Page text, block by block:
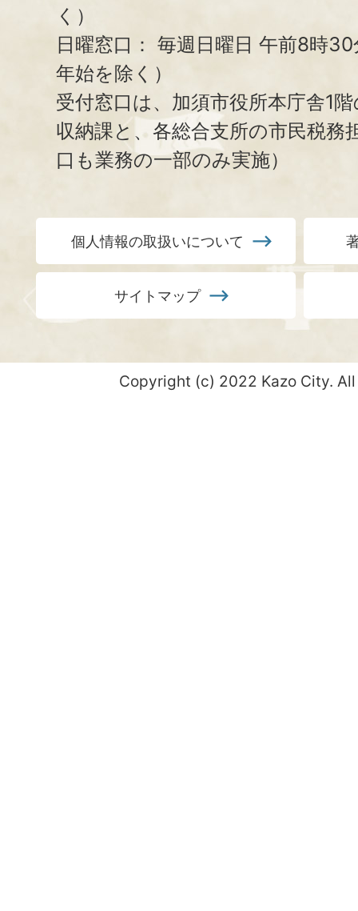
く）
日曜窓口： 毎週日曜日 午前8時
年始を除く）
受付窓口は、加須市役所本庁舎1
収納課と、 各総合支所の市民税務
口も業務の一部のみ実施）
個人情報の取扱いについて
サイトマップ
Copyright (c) 2022 Kazo City.